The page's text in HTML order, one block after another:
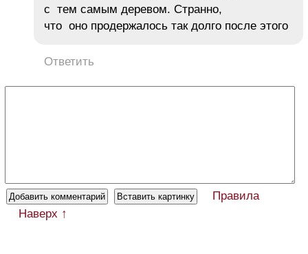
с тем самым деревом. Странно,
что оно продержалось так долго после этого
Ответить
Правила
Наверх ↑